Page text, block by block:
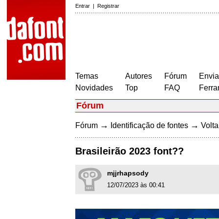
Entrar | Registrar
Temas
Novidades
Autores
Top
Fórum
FAQ
Fórum
Fórum → Identificação de fontes →
Brasileirão 2023 font??
mjjrhapsody
12/07/2023 às 00:41